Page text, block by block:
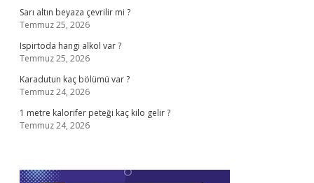
Sarı altın beyaza çevrilir mi ?
Temmuz 25, 2026
Ispirtoda hangi alkol var ?
Temmuz 25, 2026
Karadutun kaç bölümü var ?
Temmuz 24, 2026
1 metre kalorifer peteği kaç kilo gelir ?
Temmuz 24, 2026